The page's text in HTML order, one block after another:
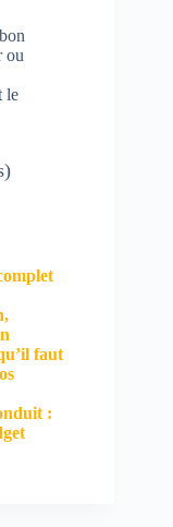
ou
le
faut
: